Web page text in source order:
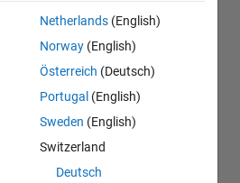
Netherlands (English)
Norway (English)
Österreich (Deutsch)
Portugal (English)
Sweden (English)
Switzerland
Deutsch